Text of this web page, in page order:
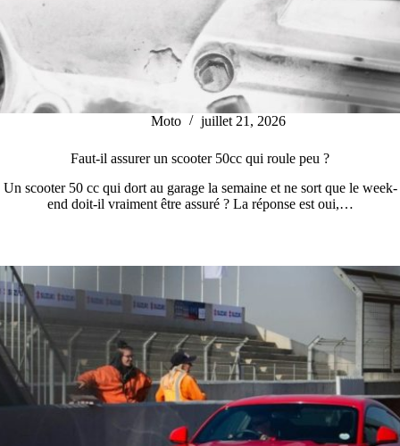
Moto juillet 21, 2026
Faut-il assurer un scooter 50cc qui roule peu ?
Un scooter 50 cc qui dort au garage la semaine et ne sort que le week-
end doit-il vraiment être assuré ? La réponse est oui,…